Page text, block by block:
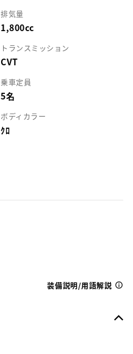
排気量
1,800cc
トランスミッション
CVT
乗車定員
5名
ボディカラー
ｸﾛ
装備説明/用語解説